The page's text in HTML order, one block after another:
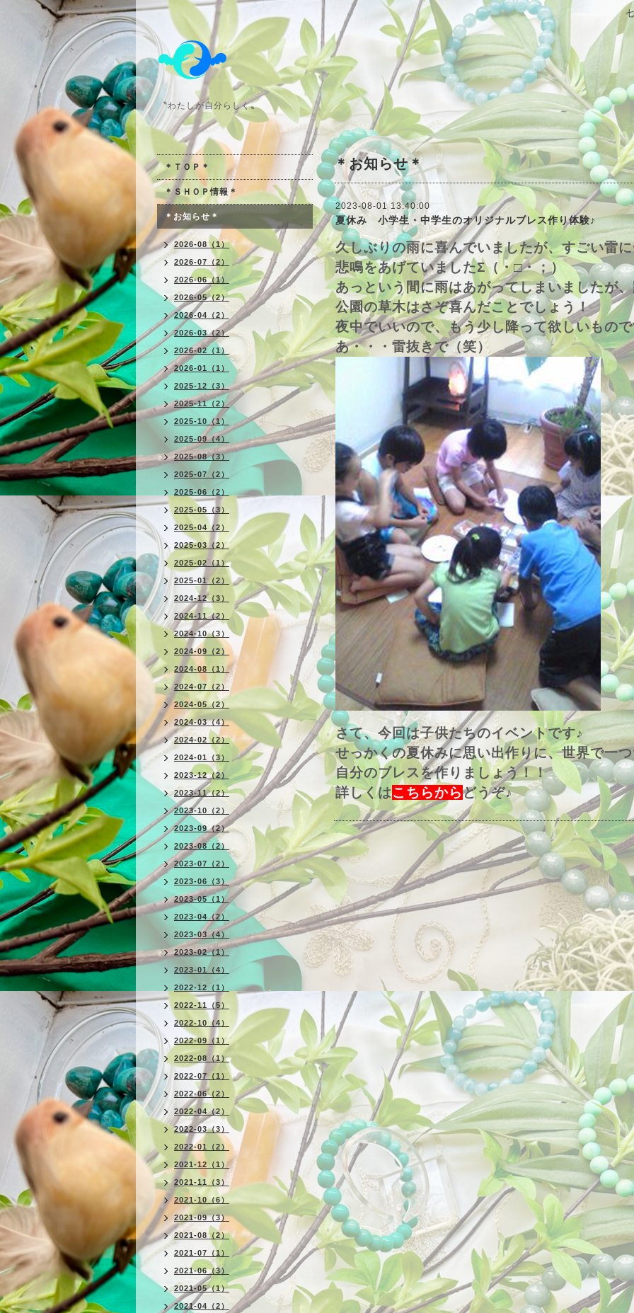
〝わたしが自分らしく〟
＊お知らせ＊
2023-08-01 13:40:00
夏休み 小学生・中学生のオリジナルブレス作り体験♪
久しぶりの雨に喜んでいましたが、すごい雷
悲鳴をあげていましたΣ（・□・；）
あっという間に雨はあがってしまいましたが
公園の草木はさぞ喜んだことでしょう！
夜中でいいので、もう少し降って欲しいもの
あ・・・雷抜きで（笑）
さて、今回は子供たちのイベントです♪
せっかくの夏休みに思い出作りに、世界で一
自分のブレスを作りましょう！！
詳しくはこちらからどうぞ♪
＊ＴＯＰ＊
＊ＳＨＯＰ情報＊
＊お知らせ＊
2026-08（1）
2026-07（2）
2026-06（1）
2026-05（2）
2026-04（2）
2026-03（2）
2026-02（1）
2026-01（1）
2025-12（3）
2025-11（2）
2025-10（1）
2025-09（4）
2025-08（3）
2025-07（2）
2025-06（2）
2025-05（3）
2025-04（2）
2025-03（2）
2025-02（1）
2025-01（2）
2024-12（3）
2024-11（2）
2024-10（3）
2024-09（2）
2024-08（1）
2024-07（2）
2024-05（2）
2024-03（4）
2024-02（2）
2024-01（3）
2023-12（2）
2023-11（2）
2023-10（2）
2023-09（2）
2023-08（2）
2023-07（2）
2023-06（3）
2023-05（1）
2023-04（2）
2023-03（4）
2023-02（1）
2023-01（4）
2022-12（1）
2022-11（5）
2022-10（4）
2022-09（1）
2022-08（1）
2022-07（1）
2022-06（2）
2022-04（2）
2022-03（3）
2022-01（2）
2021-12（1）
2021-11（3）
2021-10（6）
2021-09（3）
2021-08（2）
2021-07（1）
2021-06（3）
2021-05（1）
2021-04（2）